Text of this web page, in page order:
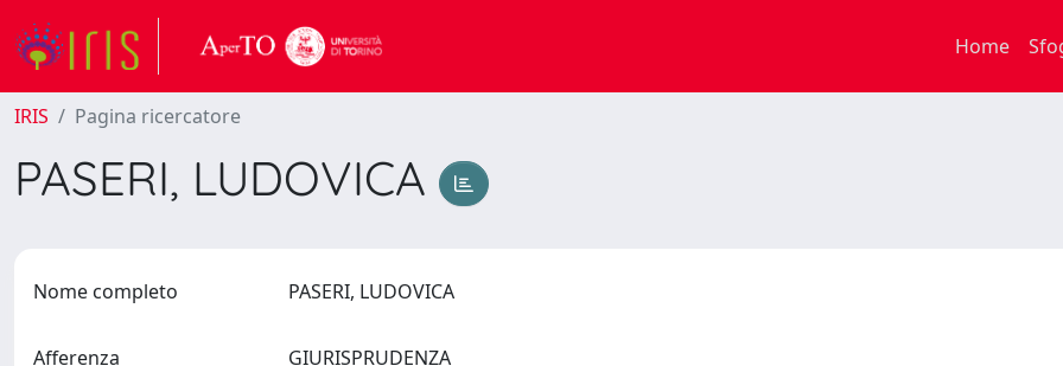
Home
IRIS Pagina ricercatore
PASERI, LUDOVICA
Nome completo PASERI, LUDOVICA
Afferenza GIURISPRUDENZA